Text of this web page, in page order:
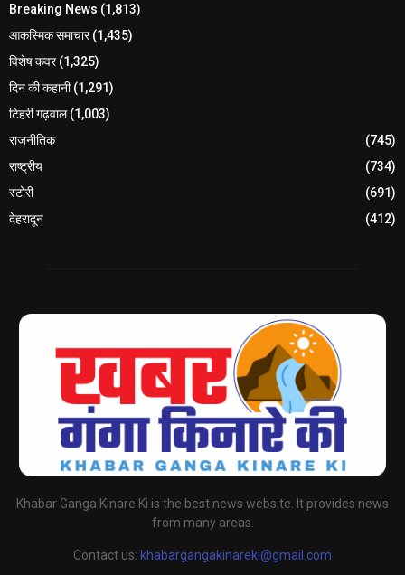
Breaking News (1,813)
आकस्मिक समाचार(1,435)
विशेष कवर(1,325)
दिन की कहानी(1,291)
टिहरी गढ़वाल(1,003)
राजनीतिक
(745)
राष्ट्रीय
(734)
स्टोरी
(691)
देहरादून
(412)
Khabar Ganga Kinare Ki is the best news website. It provides news
from many areas.
Contact us: khabargangakinareki@gmail.com